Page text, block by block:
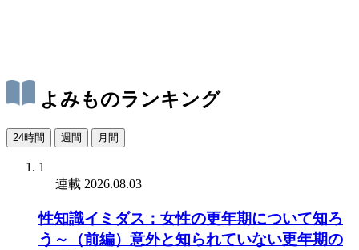
よみものランキング
24時間 週間 月間
1
連載 2026.08.03
性知識イミダス：女性の更年期について知ろ
う～（前編）意外と知られていない更年期の